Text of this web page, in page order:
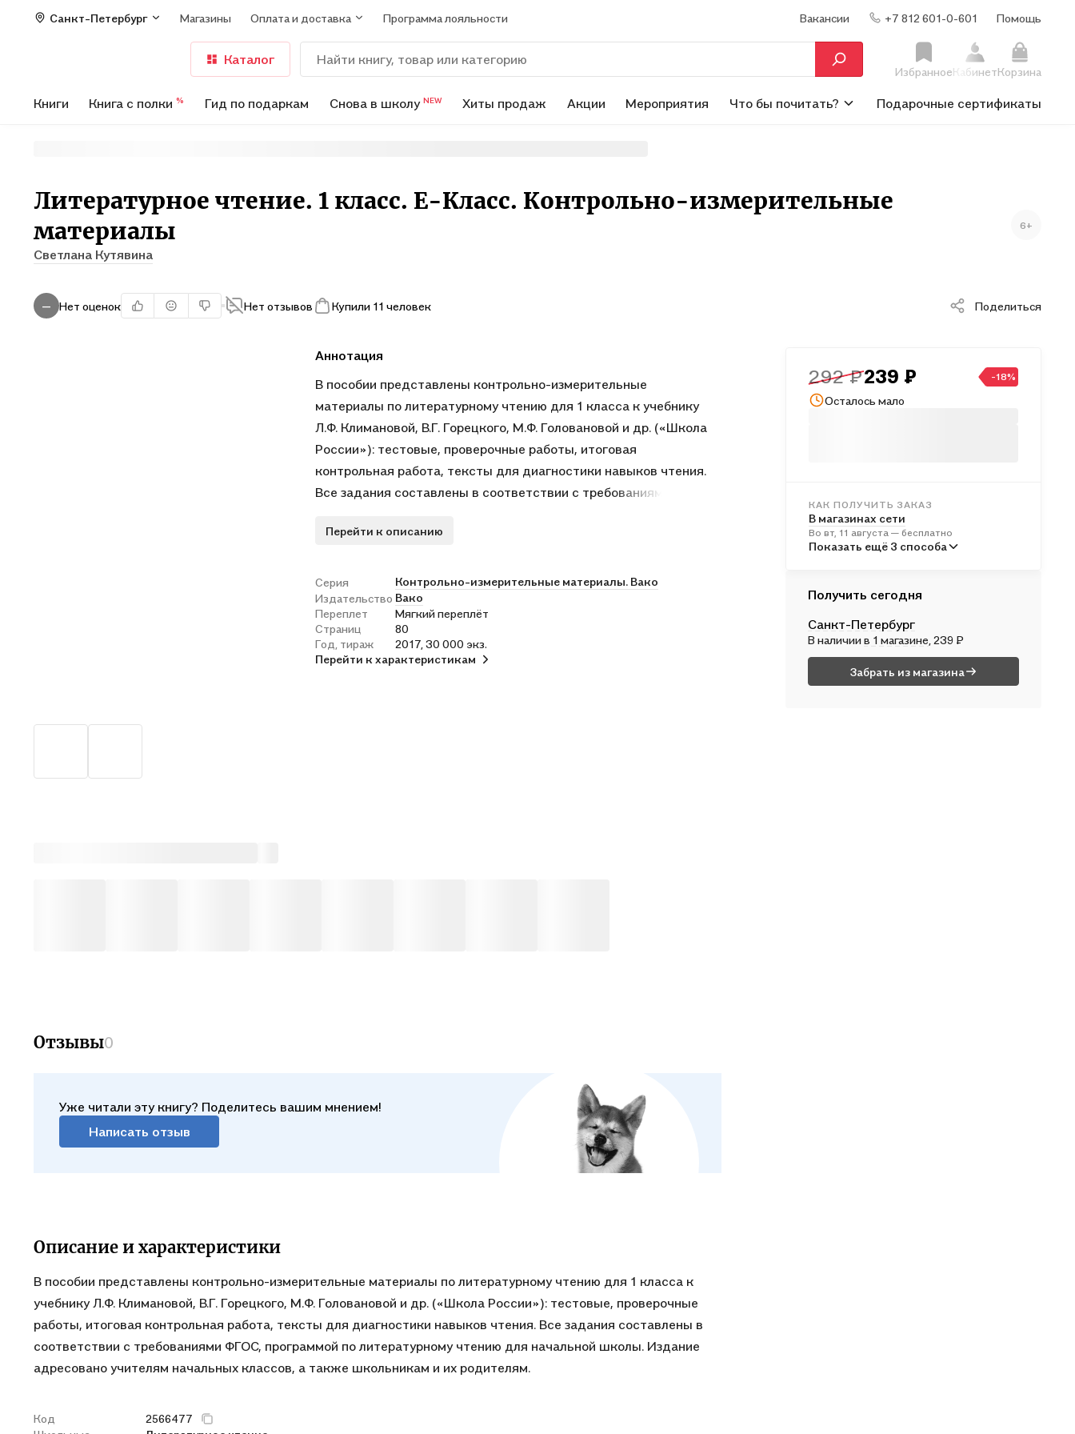
Санкт-Петербург Магазины Оплата и доставка Программа лояльности Вакансии +7 812 601-0-601 Помощь
Каталог
ИзбранноеКабинетКорзина
Книги Книга с полки % Гид по подаркам Снова в школу NEW Хиты продаж Акции Мероприятия Что бы почитать? Подарочные сертификаты
Литературное чтение. 1 класс. Е-Класс. Контрольно-измерительные
материалы
Светлана Кутявина
6+
— Нет оценок Нет отзывов Купили 11 человек Поделиться
Аннотация
В пособии представлены контрольно-измерительные
материалы по литературному чтению для 1 класса к учебнику
Л.Ф. Климановой, В.Г. Горецкого, М.Ф. Головановой и др. («Школа
России»): тестовые, проверочные работы, итоговая
контрольная работа, тексты для диагностики навыков чтения.
Все задания составлены в соответствии с требованиями ФГОС,
Издание адресовано учителям начальных классов, а также
Перейти к описанию
Серия
Контрольно-измерительные материалы. Вако
Издательство Вако
Переплет
Мягкий переплёт
Страниц
80
Год, тираж
2017, 30 000 экз.
Перейти к характеристикам
292 ₽239 ₽ -18%
Осталось мало
КАК ПОЛУЧИТЬ ЗАКАЗ
В магазинах сети
Во вт, 11 августа — бесплатно
В пунктах выдачи
В ср, 12 августа — от 312 ₽
Почтой России
В чт, 13 августа — от 495 ₽
Показать ещё 3 способа
Получить сегодня
Санкт-Петербург
В наличиив 1 магазине , 239 ₽
Забрать из магазина
Отзывы0
Уже читали эту книгу? Поделитесь вашим мнением!
Написать отзыв
Описание и характеристики
В пособии представлены контрольно-измерительные материалы по литературному чтению для 1 класса к
учебнику Л.Ф. Климановой, В.Г. Горецкого, М.Ф. Головановой и др. («Школа России»): тестовые, проверочные
работы, итоговая контрольная работа, тексты для диагностики навыков чтения. Все задания составлены в
соответствии с требованиями ФГОС, программой по литературному чтению для начальной школы. Издание
адресовано учителям начальных классов, а также школьникам и их родителям.
Код
2566477